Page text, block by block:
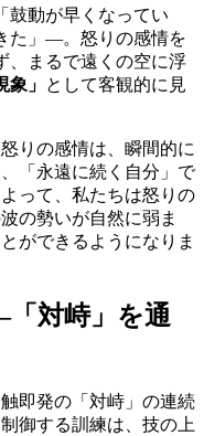
鼓動が早くなってい
た」—。怒りの感情を
、まるで遠くの空に浮
象」 として客観的に見
りの感情は、瞬間的に
「永遠に続く自分」で
って、私たちは怒りの
の勢いが自然に弱ま
ができるようになりま
対峙」を通
即発の「対峙」の連続
御する訓練は、技の上